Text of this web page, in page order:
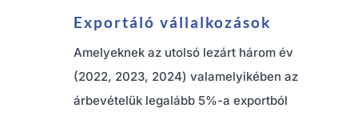
Exportáló vállalkozások
Amelyeknek az utolsó lezárt három év
(2022, 2023, 2024) valamelyikében az
árbevételük legalább 5%-a exportból